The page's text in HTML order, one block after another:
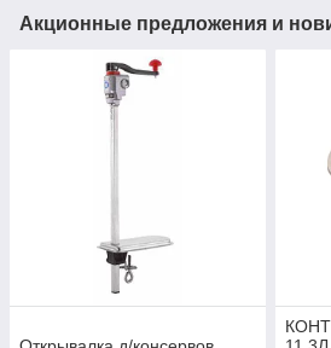
Акционные предложения и